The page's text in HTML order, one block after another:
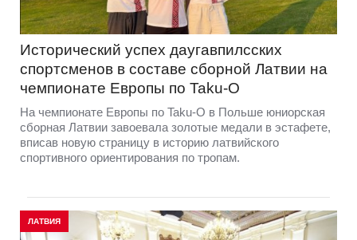
Исторический успех даугавпилсских
спортсменов в составе сборной Латвии на
чемпионате Европы по Taku-O
На чемпионате Европы по Taku-O в Польше юниорская
сборная Латвии завоевала золотые медали в эстафете,
вписав новую страницу в историю латвийского
спортивного ориентирования по тропам.
ЛАТВИЯ